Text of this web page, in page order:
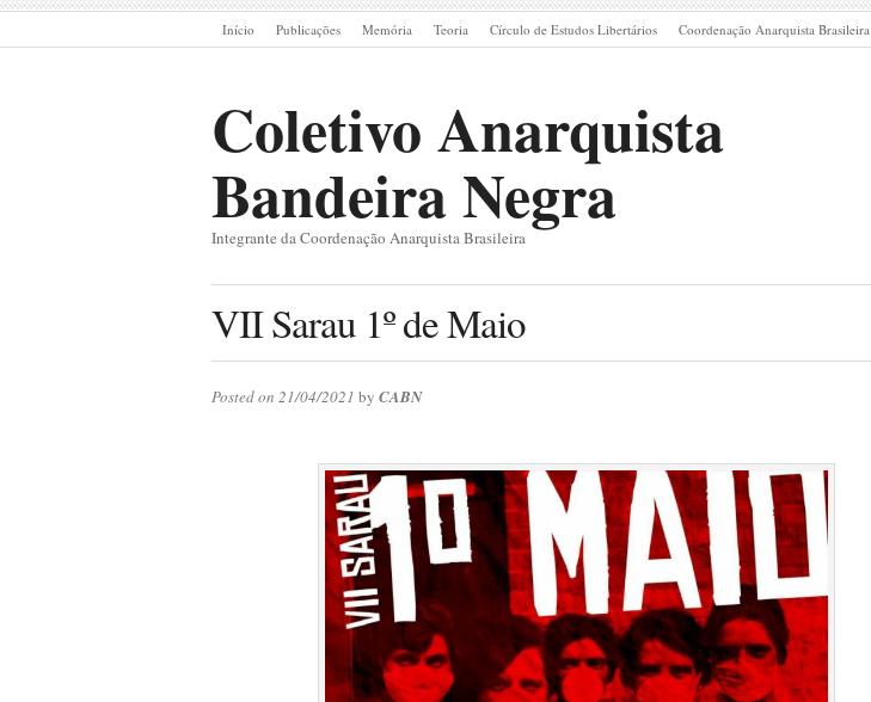
Início Publicações Memória Teoria Círculo de Estudos Libertários Coordenação Anarquista Brasileira
Coletivo Anarquista
Bandeira Negra
Integrante da Coordenação Anarquista Brasileira
VII Sarau 1º de Maio
Posted on 21/04/2021 by CABN